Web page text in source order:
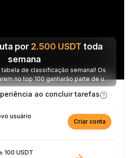
por 2.500 USDT toda
semana
de classificação semanal! Os
no top 100 ganharão parte de um
USDT toda semana.
ao concluir tarefas
usuário
Criar conta
100 USDT